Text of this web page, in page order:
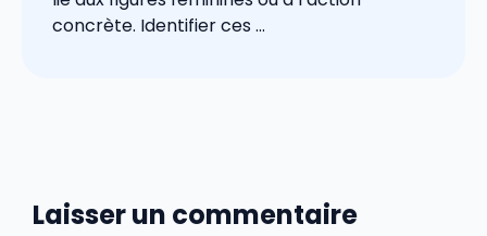
concrète. Identifier ces ...
Laisser un commentaire